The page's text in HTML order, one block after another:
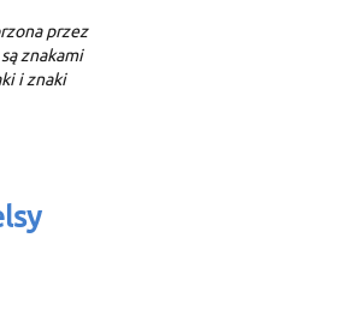
przez
znakami
i znaki